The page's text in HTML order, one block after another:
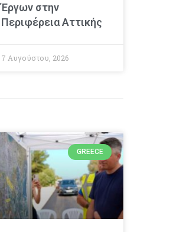
Έργων στην
Περιφέρεια Αττικής
7 Αυγούστου, 2026
GREECE